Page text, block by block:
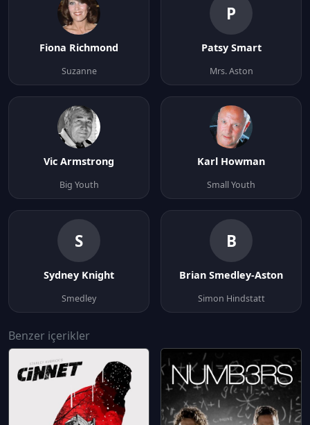
Fiona Richmond
Suzanne
P
Patsy Smart
Mrs. Aston
Vic Armstrong
Big Youth
Karl Howman
Small Youth
S
Sydney Knight
Smedley
B
Brian Smedley-Aston
Simon Hindstatt
Benzer içerikler